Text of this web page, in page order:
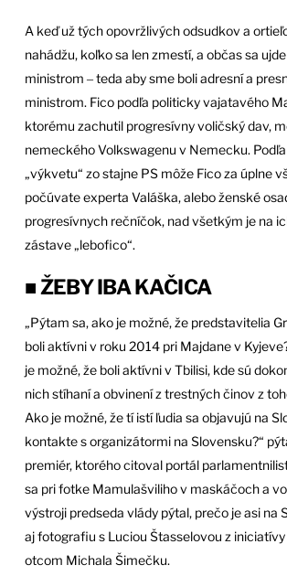
A keď už tých opovržlivých odsudkov a
nahádžu, koľko sa len zmestí, a občas sa
ministrom ‒ teda aby sme boli adresní a
ministrom. Fico podľa politicky vajatavého
ktorému zachutil progresívny voličský dav,
nemeckého Volkswagenu v Nemecku.
„výkvetu“ zo stajne PS môže Fico za úplne
počúvate experta Valáška, alebo ženské
progresívnych rečníčok, nad všetkým je na
zástave „lebofico“.
■ ŽEBY IBA KAČICA
„Pýtam sa, ako je možné, že predstavitelia
boli aktívni v roku 2014 pri Majdane v
je možné, že boli aktívni v Tbilisi, kde sú
nich stíhaní a obvinení z trestných činov z
Ako je možné, že tí istí ľudia sa objavujú na
kontakte s organizátormi na Slovensku?“
premiér, ktorého citoval portál
sa pri fotke Mamulašviliho v maskáčoch a
výstroji predseda vlády pýtal, prečo je asi na
aj fotografiu s Luciou Štasselovou z
otcom Michala Šimečku.